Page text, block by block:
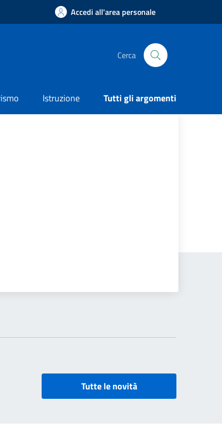
Accedi all'area personale
Cerca
Istruzione Tutti gli argomenti
Tutte le novità